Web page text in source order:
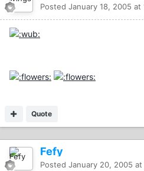
Posted January 18, 2005 at
Quote
Fefy
Posted January 20, 2005 at